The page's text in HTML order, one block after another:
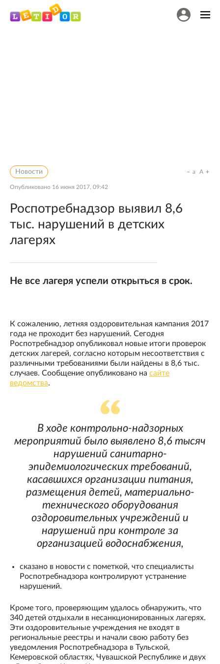
Новости
Опубликовано 16 июня 2017, 09:42
a A
Роспотребнадзор выявил 8,6
тыс. нарушений в детских
лагерях
Не все лагеря успели открыться в срок.
К сожалению, летняя оздоровительная кампания 2017
года не проходит без нарушений. Сегодня
Роспотребнадзор опубликовал новые итоги проверок
детских лагерей, согласно которым несоответствия с
различными требованиями были найдены в 8,6 тыс.
случаев. Сообщение опубликовано на сайте
ведомства.
В ходе контрольно-надзорных
мероприятий было выявлено 8,6 тысяч
нарушений санитарно-
эпидемиологических требований,
касавшихся организации питания,
размещения детей, материально-
технического оборудования
оздоровительных учреждений и
нарушений при контроле за
организацией водоснабжения,
сказано в новости с пометкой, что специалисты
Роспотребнадзора контролируют устранение
нарушений.
Кроме того, проверяющим удалось обнаружить, что
340 детей отдыхали в несанкционированных лагерях.
Эти оздоровительные учреждения не входят в
региональные реестры и начали свою работу без
уведомления Роспотребнадзора в Тульской,
Кемеровской областях, Чувашской Республике и двух